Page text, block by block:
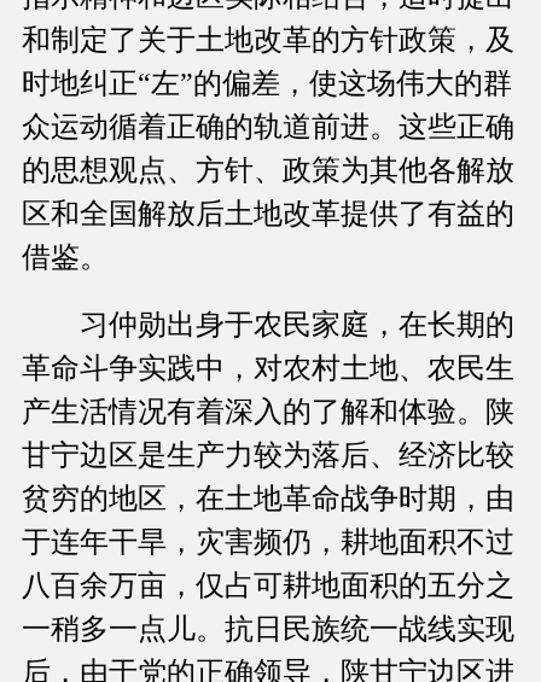
和制定了关于土地改革的方针政策，及
时地纠正“左”的偏差，使这场伟大的群
众运动循着正确的轨道前进。这些正确
的思想观点、方针、政策为其他各解放
区和全国解放后土地改革提供了有益的
借鉴。
习仲勋出身于农民家庭，在长期的
革命斗争实践中，对农村土地、农民生
产生活情况有着深入的了解和体验。陕
甘宁边区是生产力较为落后、经济比较
贫穷的地区，在土地革命战争时期，由
于连年干旱，灾害频仍，耕地面积不过
八百余万亩，仅占可耕地面积的五分之
一稍多一点儿。抗日民族统一战线实现
后，由于党的正确领导，陕甘宁边区进